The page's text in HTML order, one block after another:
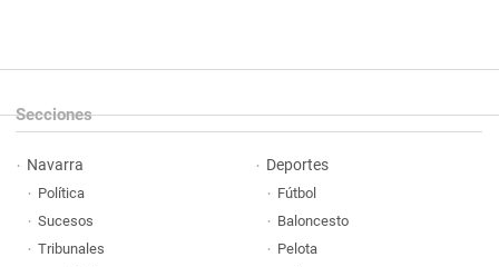
Secciones
Navarra
Política
Sucesos
Tribunales
Deportes
Fútbol
Baloncesto
Pelota